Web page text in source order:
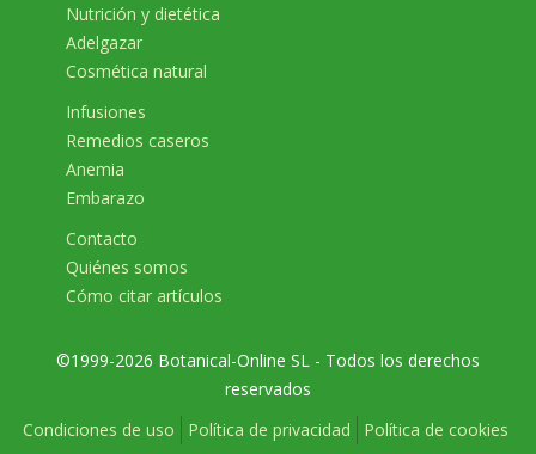
Nutrición y dietética
Adelgazar
Cosmética natural
Infusiones
Remedios caseros
Anemia
Embarazo
Contacto
Quiénes somos
Cómo citar artículos
©1999-2026 Botanical-Online SL - Todos los derechos
reservados
Condiciones de uso
Política de privacidad Política de cookies